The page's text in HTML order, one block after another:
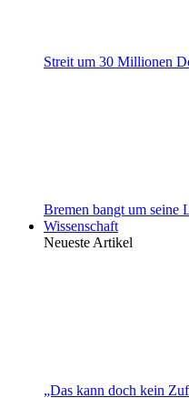
Streit um 30 Millionen
Bremen bangt um seine
Wissenschaft
Neueste Artikel
„Das kann doch kein